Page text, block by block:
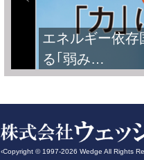
FIFAワールドカ
‹Copyright © 1997-2026 Wedge All Rights